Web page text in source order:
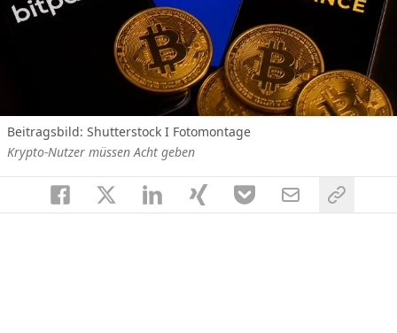
Beitragsbild: Shutterstock I Fotomontage
Krypto-Nutzer müssen Acht geben